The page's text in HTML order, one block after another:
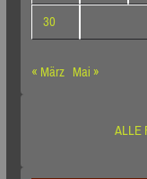
30
« März Mai »
ALLE